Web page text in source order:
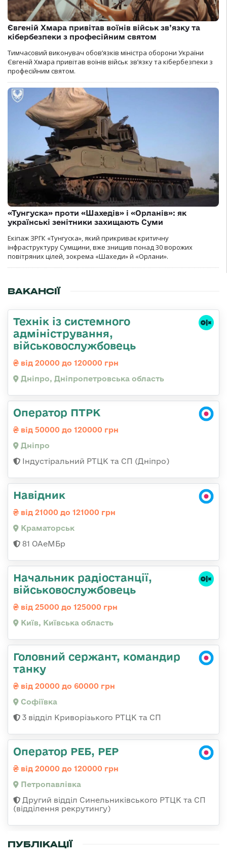
Євгеній Хмара привітав воїнів військ зв’язку та
кібербезпеки з професійним святом
Тимчасовий виконувач обов’язків міністра оборони України
Євгеній Хмара привітав воїнів військ зв’язку та кібербезпеки з
професійним святом.
«Тунгуска» проти «Шахедів» і «Орланів»: як
українські зенітники захищають Суми
Екіпаж ЗРГК «Тунгуска», який прикриває критичну
інфраструктуру Сумщини, вже знищив понад 30 ворожих
повітряних цілей, зокрема «Шахеди» й «Орлани».
ВАКАНСІЇ
Технік із системного
адміністрування,
військовослужбовець
від 20000 до 120000 грн
Дніпро, Дніпропетровська область
Оператор ПТРК
від 50000 до 120000 грн
Дніпро
Індустіральний РТЦК та СП (Дніпро)
Навідник
від 21000 до 121000 грн
Краматорськ
81 ОАеМБр
Начальник радіостанції,
військовослужбовець
від 25000 до 125000 грн
Київ, Київська область
Головний сержант, командир
танку
від 20000 до 60000 грн
Софіївка
3 відділ Криворізького РТЦК та СП
Оператор РЕБ, РЕР
від 20000 до 120000 грн
Петропавлівка
Другий відділ Синельниківського РТЦК та СП
(відділення рекрутингу)
ПУБЛІКАЦІЇ